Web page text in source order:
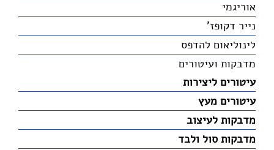
אוריגמי
נייר דקופז'
לינוליאום להדפס
מדבקות ועיטורים
עיטורים ליצירות
עיטורים מעץ
מדבקות לעיצוב
מדבקות סול ולבד